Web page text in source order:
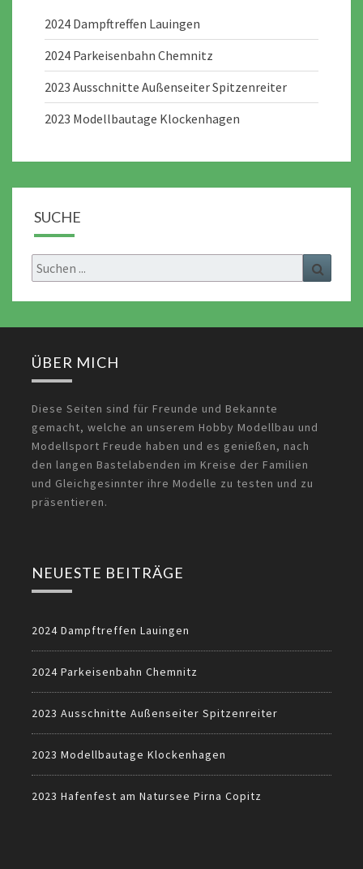
2024 Dampftreffen Lauingen
2024 Parkeisenbahn Chemnitz
2023 Ausschnitte Außenseiter Spitzenreiter
2023 Modellbautage Klockenhagen
SUCHE
Search
for:
ÜBER MICH
Diese Seiten sind für Freunde und Bekannte
gemacht, welche an unserem Hobby Modellbau und
Modellsport Freude haben und es genießen, nach
den langen Bastelabenden im Kreise der Familien
und Gleichgesinnter ihre Modelle zu testen und zu
präsentieren.
NEUESTE BEITRÄGE
2024 Dampftreffen Lauingen
2024 Parkeisenbahn Chemnitz
2023 Ausschnitte Außenseiter Spitzenreiter
2023 Modellbautage Klockenhagen
2023 Hafenfest am Natursee Pirna Copitz